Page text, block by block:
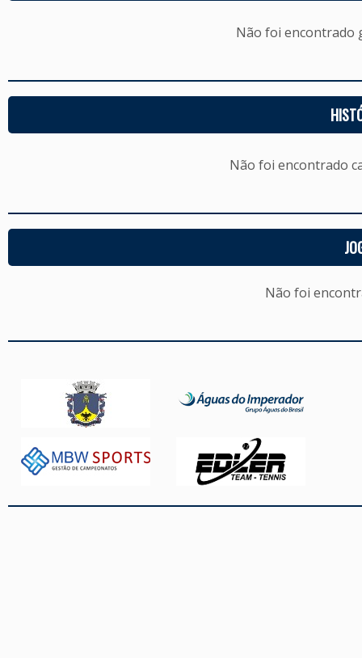
Não foi encontrado
Não foi encontrado
Não foi